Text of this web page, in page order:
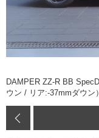
DAMPER ZZ-R BB
ウン / リア:-37mmダウン）